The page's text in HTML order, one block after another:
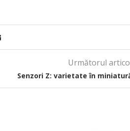
Următorul
Senzori Z: varietate în